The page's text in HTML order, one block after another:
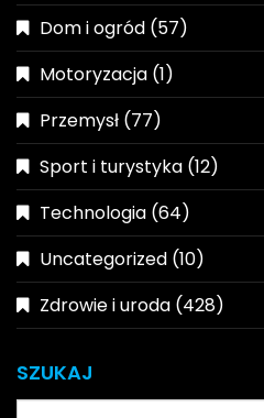
Dom i ogród (57)
Motoryzacja (1)
Przemysł (77)
Sport i turystyka (12)
Technologia (64)
Uncategorized (10)
Zdrowie i uroda (428)
SZUKAJ